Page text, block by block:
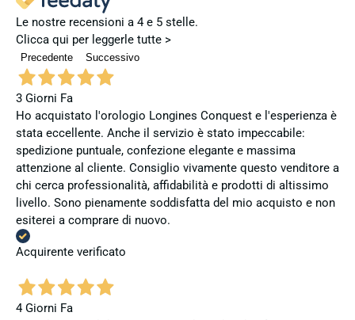
Le nostre recensioni a 4 e 5 stelle.
Clicca qui per leggerle tutte >
Precedente Successivo
3 Giorni Fa
Ho acquistato l'orologio Longines Conquest e l'esperienza è
stata eccellente. Anche il servizio è stato impeccabile:
spedizione puntuale, confezione elegante e massima
attenzione al cliente. Consiglio vivamente questo venditore a
chi cerca professionalità, affidabilità e prodotti di altissimo
livello. Sono pienamente soddisfatta del mio acquisto e non
esiterei a comprare di nuovo.
Acquirente verificato
4 Giorni Fa